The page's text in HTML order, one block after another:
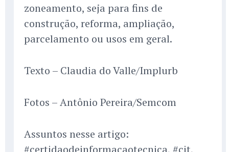
zoneamento, seja para fins de
construção, reforma, ampliação,
parcelamento ou usos em geral.
Texto – Claudia do Valle/Implurb
Fotos – Antônio Pereira/Semcom
Assuntos nesse artigo:
#certidaodeinformacaotecnica, #cit,